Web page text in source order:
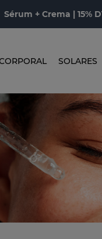
Sérum + Crema | 15%
SOLARES